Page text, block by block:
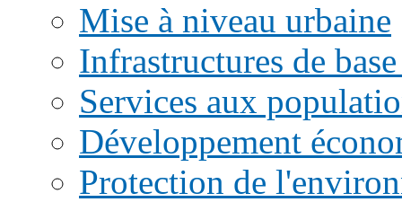
Mise à niveau urbaine
Infrastructures de
Services aux
Développement
Protection de